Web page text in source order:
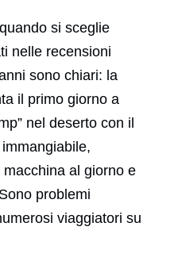
si sceglie
nelle recensioni
sono chiari: la
il primo giorno a
nel deserto con il
macchina al giorno e
problemi
viaggiatori su